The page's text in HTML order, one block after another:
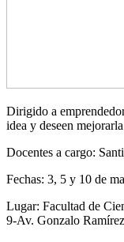
Dirigido a
idea y deseen
Docentes a cargo:
Fechas: 3, 5 y 10 de
Lugar: Facultad de
9-Av. Gonzalo